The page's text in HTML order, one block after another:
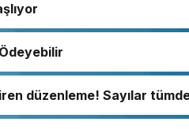
düzenleme! Sayılar